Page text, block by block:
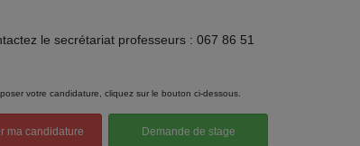
le secrétariat professeurs : 067 86 51
votre candidature, cliquez sur le bouton ci-dessous.
ma candidature Demande de stage